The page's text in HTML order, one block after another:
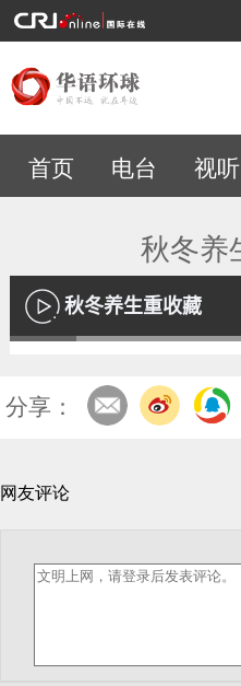
首页 电台 视听
秋冬养
播
放
秋冬养生重收藏
Loaded:
分享：
网友评论